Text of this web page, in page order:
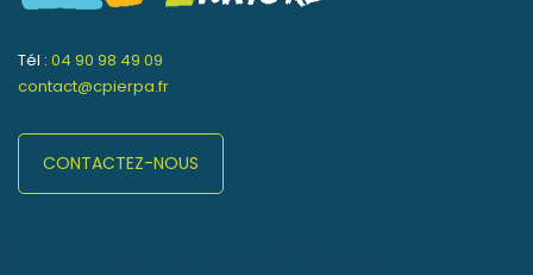
Tél : 04 90 98 49 09
contact@cpierpa.fr
CONTACTEZ-NOUS